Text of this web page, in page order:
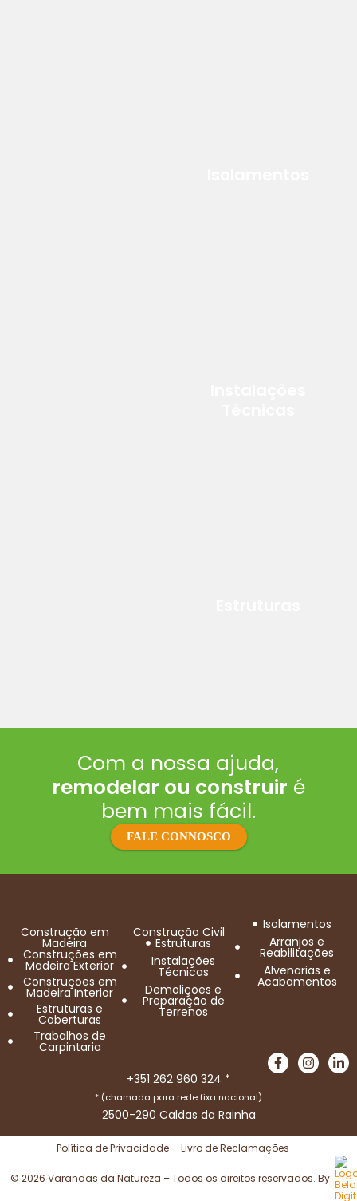
Com a nossa ajuda,
remodelar ou construir é
bem mais fácil.
FALE CONNOSCO
Construção em
Madeira
Construções em
Madeira Exterior
Construções em
Madeira Interior
Estruturas e
Coberturas
Trabalhos de
Carpintaria
Construção Civil
Estruturas
Instalações
Técnicas
Demolições e
Preparação de
Terrenos
Isolamentos
Arranjos e
Reabilitações
Alvenarias e
Acabamentos
+351 262 960 324 *
* (chamada para rede fixa nacional)
2500-290 Caldas da Rainha
Política de Privacidade Livro de Reclamações
© 2026 Varandas da Natureza – Todos os direitos reservados. By: